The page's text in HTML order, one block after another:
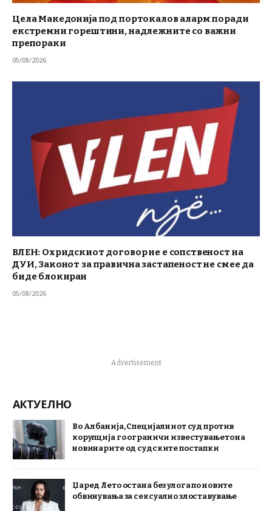
Цела Македонија под портокалов аларм поради
екстремни горештини, надлежните со важни
препораки
05/08/2026
ВЛЕН: Охридскиот договор не е сопственост на
ДУИ, Законот за правична застапеност не смее да
биде блокиран
05/08/2026
Advertisement
АКТУЕЛНО
Во Албанија, Специјалниот суд против
корупција го ограничи известувањето на
новинарите од судските постапки
Џаред Лето остана без улога по новите
обвинувања за сексуално злоставување